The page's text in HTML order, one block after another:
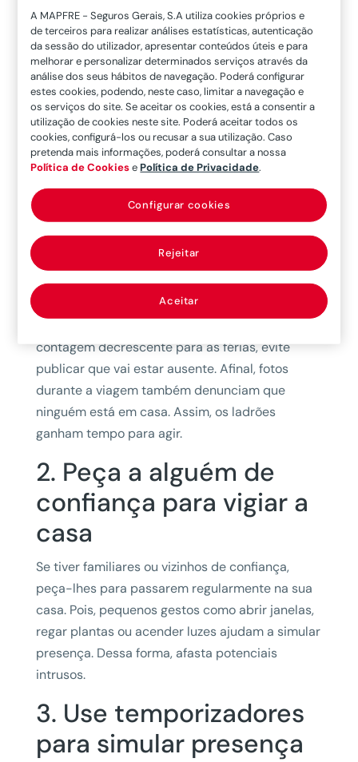
Peça a alguém de confiança para vigiar a
casa
Use temporizadores para simular presença
Tranque tudo — e confirme duas vezes
Desvie ou suspenda o correio
Guarde bem os objetos de valor
Instale sistema de alarme ou
videovigilância
Ilumine as zonas de acesso
Deixe os estores ligeiramente abertos
Informe vizinhos de confiança
1. Evite divulgar as
férias nas redes sociais
contagem decrescente para as férias, evite
publicar que vai estar ausente. Afinal, fotos
durante a viagem também denunciam que
ninguém está em casa. Assim, os ladrões
ganham tempo para agir.
2. Peça a alguém de
confiança para vigiar a
casa
Se tiver familiares ou vizinhos de confiança,
peça-lhes para passarem regularmente na sua
casa. Pois, pequenos gestos como abrir janelas,
regar plantas ou acender luzes ajudam a simular
presença. Dessa forma, afasta potenciais
intrusos.
3. Use temporizadores
para simular presença
A MAPFRE - Seguros Gerais, S.A utiliza cookies próprios e
de terceiros para realizar análises estatísticas, autenticação
da sessão do utilizador, apresentar conteúdos úteis e para
melhorar e personalizar determinados serviços através da
análise dos seus hábitos de navegação. Poderá configurar
estes cookies, podendo, neste caso, limitar a navegação e
os serviços do site. Se aceitar os cookies, está a consentir a
utilização de cookies neste site. Poderá aceitar todos os
cookies, configurá-los ou recusar a sua utilização. Caso
pretenda mais informações, poderá consultar a nossa
Política de CookiesePolítica de Privacidade.
Rejeitar
Aceitar
Configurar cookies